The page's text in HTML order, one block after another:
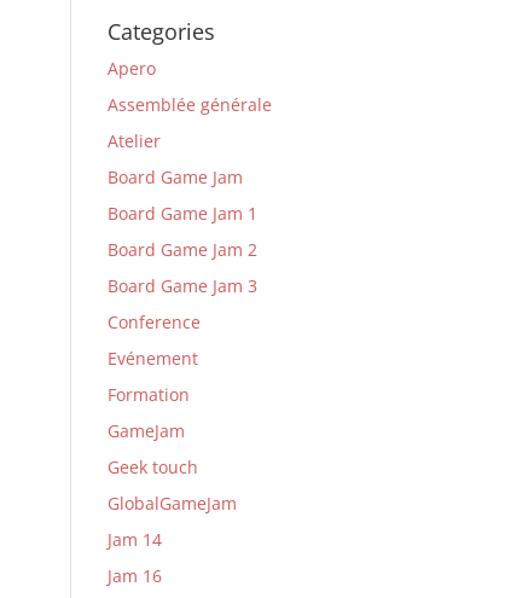
Categories
Apero
Assemblée générale
Atelier
Board Game Jam
Board Game Jam 1
Board Game Jam 2
Board Game Jam 3
Conference
Evénement
Formation
GameJam
Geek touch
GlobalGameJam
Jam 14
Jam 16